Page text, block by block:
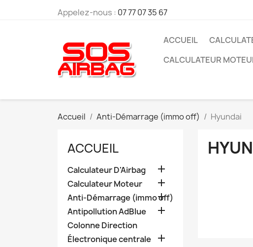
Appelez-nous : 07 77 07 35 67
ACCUEIL
CALCULATEUR
Accueil Anti-Démarrage (immo off) Hyundai
ACCUEIL
Calculateur D'Airbag 
Calculateur Moteur 
Anti-Démarrage (immo off)

Antipollution AdBlue 
Colonne Direction
Électronique centrale
